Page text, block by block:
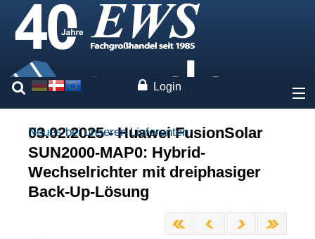
Login
Über uns
Unsere Marken
Neues bei unseren Lieferanten
03.02.2025 - Huawei FusionSolar
SUN2000-MAP0: Hybrid-
Wechselrichter mit dreiphasiger
Back-Up-Lösung